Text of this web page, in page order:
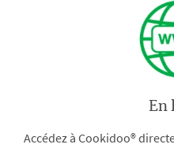
En
Accédez à Cookidoo®